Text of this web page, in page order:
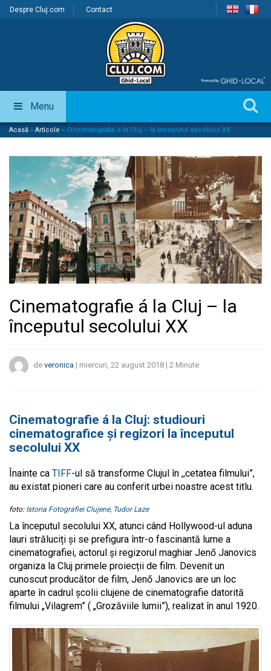
Despre Cluj.com Contact
Menu
Acasă » Articole » Cinematografie á la Cluj – la începutul secolului XX
Cinematografie á la Cluj – la
începutul secolului XX
de veronica | miercuri, 22 august 2018 | 2 Minute
Cinematografie á la Cluj: studiouri
cinematografice și regizori la începutul
secolului XX
Înainte ca TIFF-ul să transforme Clujul în ,,cetatea filmului”,
au existat pioneri care au conferit urbei noastre acest titlu.
foto: Istoria Fotografiei Clujene, Tudor Laze
La începutul secolului XX, atunci când Hollywood-ul aduna
lauri străluciți și se prefigura într-o fascinantă lume a
cinematografiei, actorul și regizorul maghiar Jenő Janovics
organiza la Cluj primele proiecții de film. Devenit un
cunoscut producător de film, Jenő Janovics are un loc
aparte în cadrul școlii clujene de cinematografie datorită
filmului „Vilagrem” ( „Grozăviile lumii”), realizat în anul 1920.